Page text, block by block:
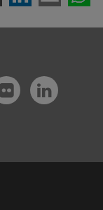
Flickr